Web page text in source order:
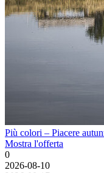
Più colori – Piacere
Mostra l'offerta
0
2026-08-10